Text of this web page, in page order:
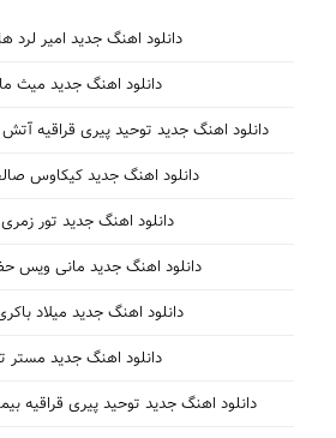
دانلود اهنگ جدید امیر لرد
دانلود اهنگ جدید میث
دانلود اهنگ جدید توحید پیری قراقیه
دانلود اهنگ جدید کیکاوس
دانلود اهنگ جدید تور
دانلود اهنگ جدید مانی ویس
دانلود اهنگ جدید میلاد
دانلود اهنگ جدید مستر
دانلود اهنگ جدید توحید پیری قراقیه